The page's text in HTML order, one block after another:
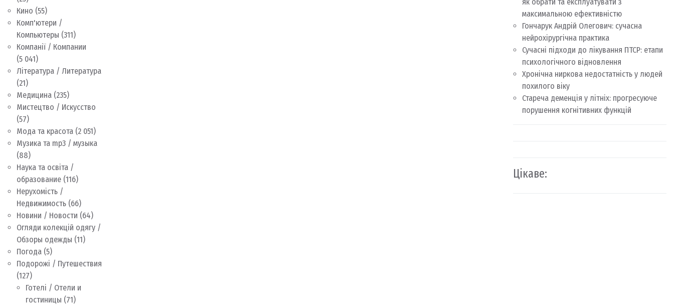
Кино (55)
Комп'ютери /
Компьютеры (311)
Компанії / Компании
(5 041)
Література / Литература
(21)
Медицина (235)
Мистецтво / Искусство
(57)
Мода та красота (2 051)
Музика та mp3 / музыка
(88)
Наука та освіта /
образование (116)
Нерухомість /
Недвижимость (66)
Новини / Новости (64)
Огляди колекцій одягу /
Обзоры одежды (11)
Погода (5)
Подорожі / Путешествия
(127)
Готелі / Отели и
гостиницы (71)
максимальною ефективністю
Гончарук Андрій Олегович: сучасна
нейрохірургічна практика
Сучасні підходи до лікування ПТСР: етапи
психологічного відновлення
Хронічна ниркова недостатність у людей
похилого віку
Стареча деменція у літніх: прогресуюче
порушення когнітивних функцій
Цікаве: